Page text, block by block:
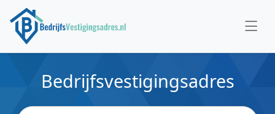
Bedrijfsvestigingsadres